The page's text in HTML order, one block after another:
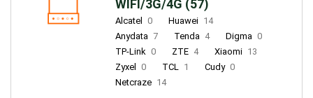
WIFI/3G/4G (57)
Alcatel 0 Huawei 14
Anydata 7 Tenda 4 Digma 0
TP-Link 0 ZTE 4 Xiaomi 13
Zyxel
0 TCL 1 Cudy 0
Netcraze 14